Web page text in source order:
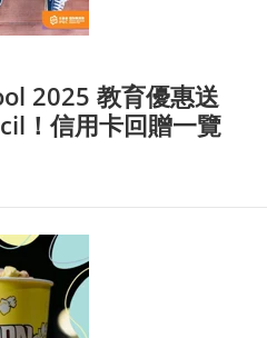
2025 教育優惠送
！信用卡回贈一覽